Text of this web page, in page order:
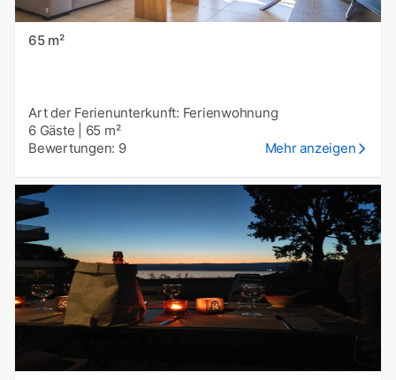
65 m²
Art der Ferienunterkunft: Ferienwohnung
6 Gäste
65 m²
Bewertungen: 9
Mehr anzeigen